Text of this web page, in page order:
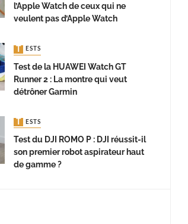
l’Apple Watch de ceux qui ne
veulent pas d’Apple Watch
TESTS
Test de la HUAWEI Watch GT
Runner 2 : La montre qui veut
détrôner Garmin
TESTS
Test du DJI ROMO P : DJI réussit-il
son premier robot aspirateur haut
de gamme ?